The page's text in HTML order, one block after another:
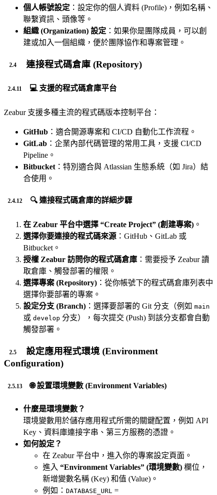
個人帳號設定 ：設定你的個人資料 (Profile)，例如名稱、
聯繫資訊、頭像等。
組織 (Organization) 設定 ：如果你是團隊成員，可以創
建或加入一個組織，便於團隊協作和專案管理。
連接程式碼倉庫 (Repository)
💻 支援的程式碼倉庫平台
Zeabur 支援多種主流的程式碼版本控制平台：
GitHub ：適合開源專案和 CI/CD 自動化工作流程。
GitLab ：企業內部代碼管理的常用工具，支援 CI/CD
Pipeline。
Bitbucket ：特別適合與 Atlassian 生態系統（如 Jira）結
合使用。
🔍 連接程式碼倉庫的詳細步驟
在 Zeabur 平台中選擇 “Create Project” (創建專案) 。
選擇你要連接的程式碼來源 ：GitHub、GitLab 或
Bitbucket。
授權 Zeabur 訪問你的程式碼倉庫 ：需要授予 Zeabur 讀
取倉庫、觸發部署的權限。
選擇專案 (Repository) ：從你帳號下的程式碼倉庫列表中
選擇你要部署的專案。
設定分支 (Branch) ：選擇要部署的 Git 分支（例如 main
或 develop 分支），每次提交 (Push) 到該分支都會自動
觸發部署。
設定應用程式環境 (Environment
Configuration)
🌐 設置環境變數 (Environment Variables)
什麼是環境變數？
環境變數用於儲存應用程式所需的關鍵配置，例如 API
Key、資料庫連接字串、第三方服務的憑證。
如何設定？
在 Zeabur 平台中，進入你的專案設定頁面。
進入 “Environment Variables” (環境變數) 欄位，
新增變數名稱 (Key) 和值 (Value)。
例如： DATABASE_URL =